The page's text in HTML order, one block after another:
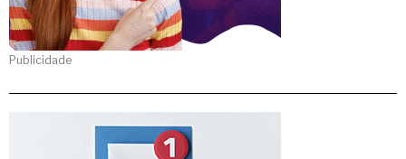
Publicidade